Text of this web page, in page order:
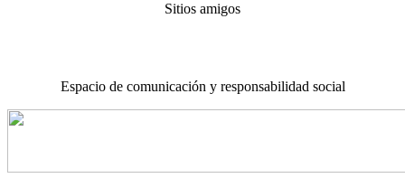
Sitios amigos
Espacio de comunicación y responsabilidad social